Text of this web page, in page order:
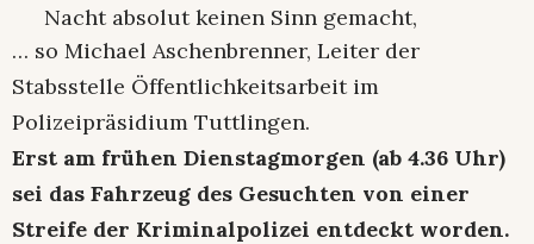
Nacht absolut keinen Sinn gemacht,
… so Michael Aschenbrenner, Leiter der
Stabsstelle Öffentlichkeitsarbeit im
Polizeipräsidium Tuttlingen.
Erst am frühen Dienstagmorgen (ab 4.36 Uhr)
sei das Fahrzeug des Gesuchten von einer
Streife der Kriminalpolizei entdeckt worden.